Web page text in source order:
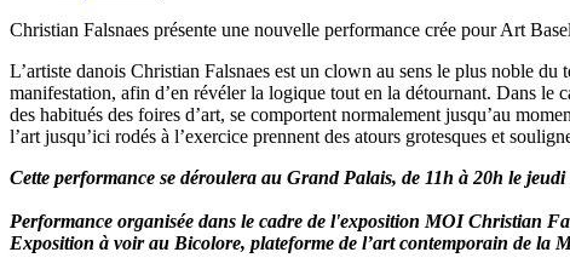
Christian Falsnaes présente une nouvelle performance crée pour Art
L’artiste danois Christian Falsnaes est un clown au sens le plus noble
manifestation, afin d’en révéler la logique tout en la détournant. Dans le
des habitués des foires d’art, se comportent normalement jusqu’au
l’art jusqu’ici rodés à l’exercice prennent des atours grotesques et
Cette performance se déroulera au Grand Palais, de 11h à 20h le jeudi
Performance organisée dans le cadre de l'exposition MOI Christian
Exposition à voir au Bicolore, plateforme de l’art contemporain de la